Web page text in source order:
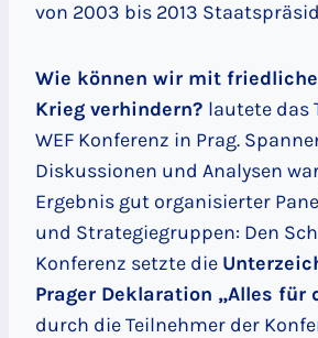
von 2003 bis 2013
Wie können wir mit
Krieg verhindern? lautete das
WEF Konferenz in Prag.
Diskussionen und Analysen
Ergebnis gut organisierter
und Strategiegruppen: Den
Konferenz setzte die
Prager Deklaration „Alles für
durch die Teilnehmer der